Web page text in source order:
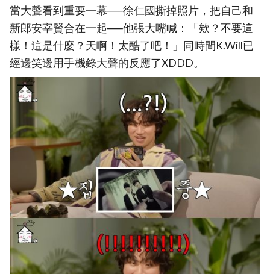
當大聲看到重要一幕──徐仁國撕掉照片，把自己和
新郎安宰賢合在一起──他張大嘴喊：「欸？不要這
樣！這是什麼？天啊！太酷了吧！」同時間K.Will已
經邊笑邊用手機錄大聲的反應了XDDD。